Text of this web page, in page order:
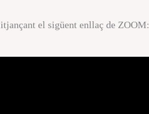
el sigüent enllaç de ZOOM: